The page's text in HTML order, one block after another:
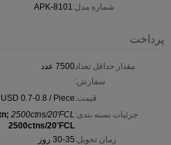
شماره مدل:APK-8101
پرداخت
مقدار حداقل تعداد
سفارش:
7500 عدد
قیمت:USD 0.7-0.8 / Piece
جزئیات بسته بندی:2500ctns/20'FCL
2500ctns/20'FCL
زمان تحویل:30-35 روز